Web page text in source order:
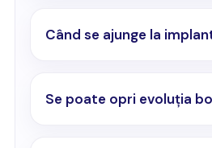
Când se ajunge la
Se poate opri evoluția